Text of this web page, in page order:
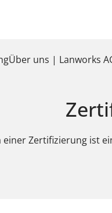
Über uns | Lanworks
einer Zertifizierung ist